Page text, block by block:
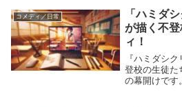
見事に表現
カルンのキャ
コメディ／日常
「ハミダ
が描く不
ィ！
『ハミダシ
登校の生徒た
の幕開けです